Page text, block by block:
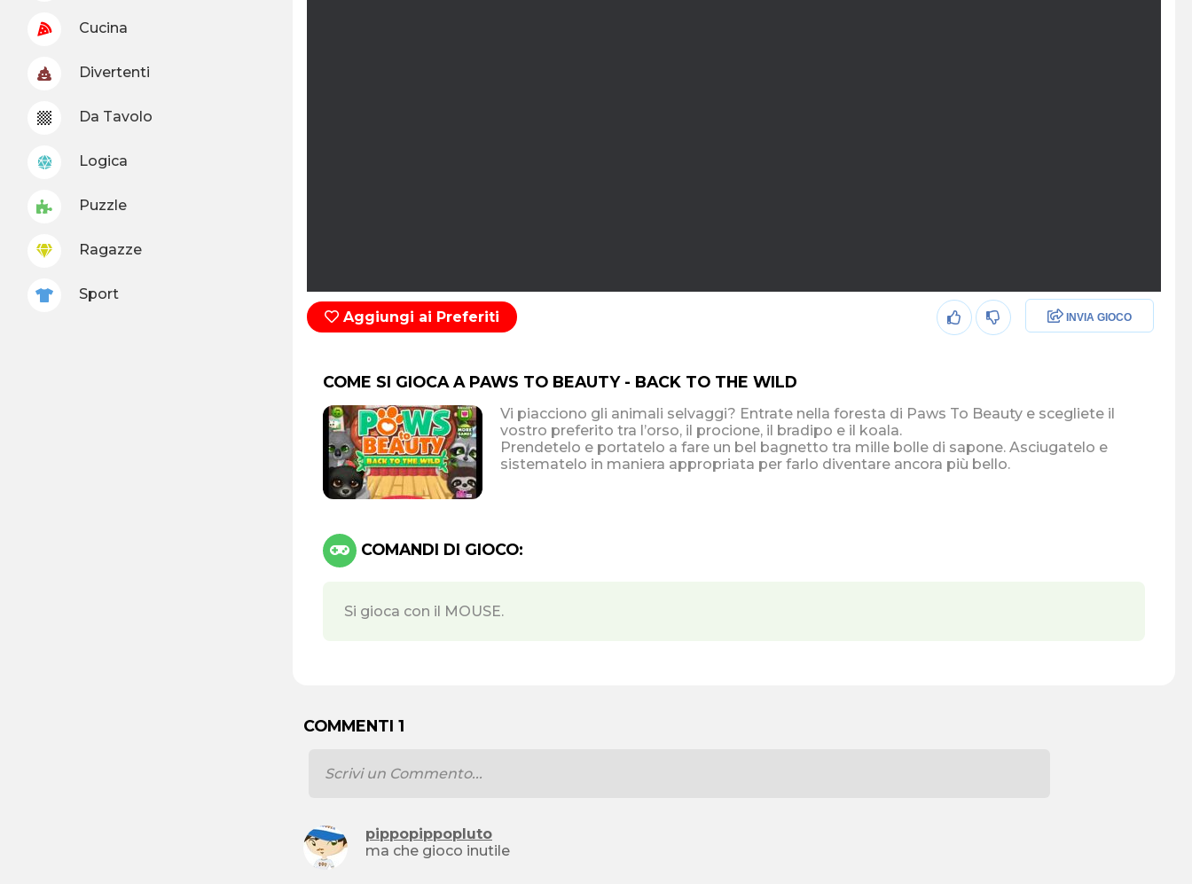
Cucina
Divertenti
Da Tavolo
Logica
Puzzle
Ragazze
Sport
Aggiungi ai Preferiti INVIA GIOCO
COME SI GIOCA A PAWS TO BEAUTY - BACK TO THE WILD
Vi piacciono gli animali selvaggi? Entrate nella foresta di Paws To Beauty e scegliete il
vostro preferito tra l’orso, il procione, il bradipo e il koala.
Prendetelo e portatelo a fare un bel bagnetto tra mille bolle di sapone. Asciugatelo e
sistematelo in maniera appropriata per farlo diventare ancora più bello.
COMANDI DI GIOCO:
Si gioca con il MOUSE.
COMMENTI 1
pippopippopluto
ma che gioco inutile